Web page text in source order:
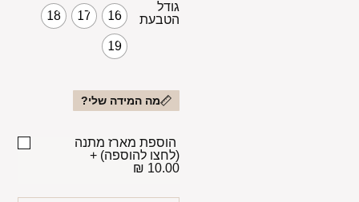
גודל
הטבעת
16
17
18
19
מה המידה שלי?
הוספת מארז מתנה
(לחצו להוספה) +
10.00 ₪